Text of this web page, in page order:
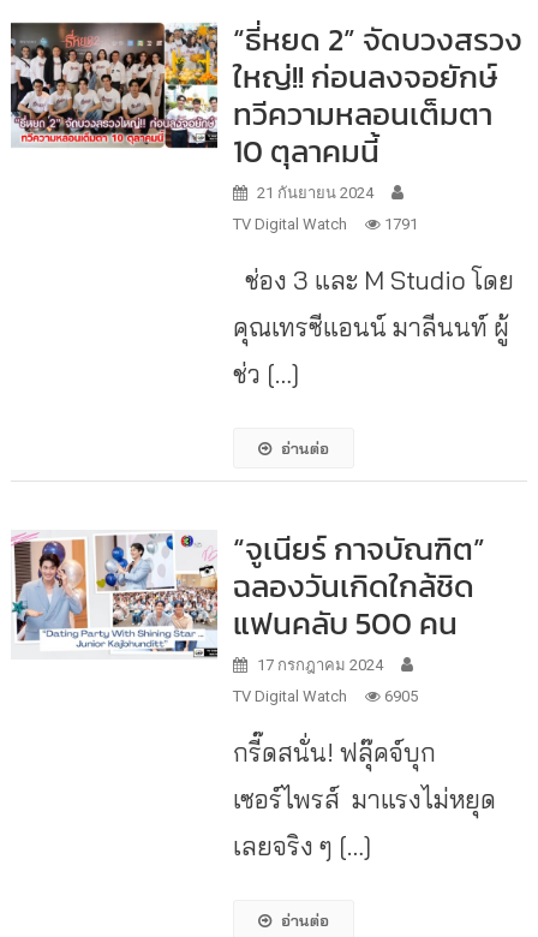
“ธี่หยด 2” จัดบวงสรวง
ใหญ่!! ก่อนลงจอยักษ์
ทวีความหลอนเต็มตา
10 ตุลาคมนี้
21 กันยายน 2024
TV Digital Watch
1791
ช่อง 3 และ M Studio โดย
คุณเทรซีแอนน์ มาลีนนท์ ผู้
ช่ว […]
อ่านต่อ
“จูเนียร์ กาจบัณฑิต”
ฉลองวันเกิดใกล้ชิด
แฟนคลับ 500 คน
17 กรกฎาคม 2024
TV Digital Watch
6905
กรี๊ดสนั่น! ฟลุ๊คจ์บุก
เซอร์ไพรส์ มาแรงไม่หยุด
เลยจริง ๆ […]
อ่านต่อ